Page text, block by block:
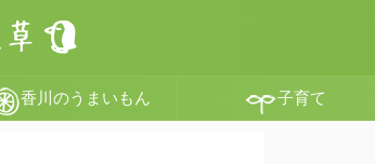
香川のうまいもん 子育て